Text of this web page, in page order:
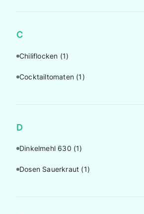
C
Chiliflocken (1)
Cocktailtomaten (1)
D
Dinkelmehl 630 (1)
Dosen Sauerkraut (1)